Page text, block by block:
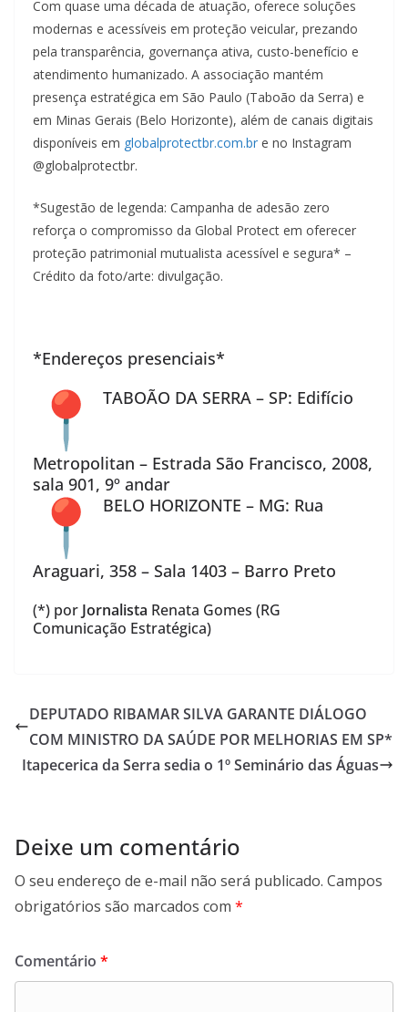
Com quase uma década de atuação, oferece soluções
modernas e acessíveis em proteção veicular, prezando
pela transparência, governança ativa, custo-benefício e
atendimento humanizado. A associação mantém
presença estratégica em São Paulo (Taboão da Serra) e
em Minas Gerais (Belo Horizonte), além de canais digitais
disponíveis em globalprotectbr.com.br e no Instagram
@globalprotectbr.
*Sugestão de legenda: Campanha de adesão zero
reforça o compromisso da Global Protect em oferecer
proteção patrimonial mutualista acessível e segura* –
Crédito da foto/arte: divulgação.
*Endereços presenciais*
TABOÃO DA SERRA – SP: Edifício
Metropolitan – Estrada São Francisco, 2008,
sala 901, 9º andar
BELO HORIZONTE – MG: Rua
Araguari, 358 – Sala 1403 – Barro Preto
(*) por Jornalista Renata Gomes (RG
Comunicação Estratégica)
DEPUTADO RIBAMAR SILVA GARANTE DIÁLOGO
COM MINISTRO DA SAÚDE POR MELHORIAS EM SP*
Itapecerica da Serra sedia o 1º Seminário das Águas
Deixe um comentário
O seu endereço de e-mail não será publicado. Campos
obrigatórios são marcados com *
Comentário *